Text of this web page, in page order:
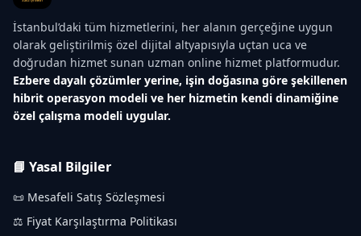
İstanbul’daki tüm hizmetlerini, her alanın gerçeğine uygun
olarak geliştirilmiş özel dijital altyapısıyla uçtan uca ve
doğrudan hizmet sunan uzman online hizmet platformudur.
Ezbere dayalı çözümler yerine, işin doğasına göre şekillenen
hibrit operasyon modeli ve her hizmetin kendi dinamiğine
özel çalışma modeli uygular.
📘 Yasal Bilgiler
📜 Mesafeli Satış Sözleşmesi
⚖️ Fiyat Karşılaştırma Politikası